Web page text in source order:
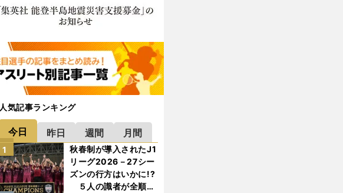
人気記事ランキング
今日 昨日 週間 月間
秋春制が導入されたJ1
リーグ2026－27シー
ズンの行方はいかに!?
５人の識者が全順位
1